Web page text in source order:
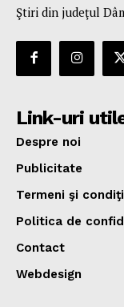
Ştiri din judeţul
Link-uri
Despre noi
Publicitate
Termeni şi
Politica de
Contact
Webdesign